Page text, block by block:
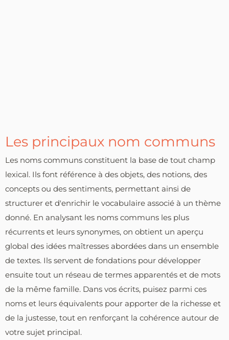
Les principaux nom communs
Les noms communs constituent la base de tout champ
lexical. Ils font référence à des objets, des notions, des
concepts ou des sentiments, permettant ainsi de
structurer et d'enrichir le vocabulaire associé à un thème
donné. En analysant les noms communs les plus
récurrents et leurs synonymes, on obtient un aperçu
global des idées maîtresses abordées dans un ensemble
de textes. Ils servent de fondations pour développer
ensuite tout un réseau de termes apparentés et de mots
de la même famille. Dans vos écrits, puisez parmi ces
noms et leurs équivalents pour apporter de la richesse et
de la justesse, tout en renforçant la cohérence autour de
votre sujet principal.